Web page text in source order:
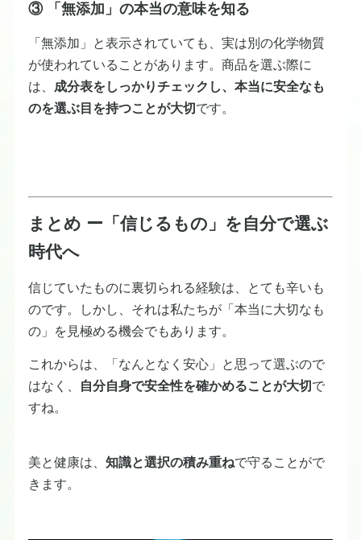
③ 「無添加」の本当の意味を知る
「無添加」と表示されていても、実は別の化学物質
が使われていることがあります。商品を選ぶ際に
は、 成分表をしっかりチェックし、本当に安全なも
のを選ぶ目を持つことが大切 です。
まとめ ー「信じるもの」を自分で選ぶ
時代へ
信じていたものに裏切られる経験は、とても辛いも
のです。しかし、それは私たちが「本当に大切なも
の」を見極める機会でもあります。
これからは、「なんとなく安心」と思って選ぶので
はなく、
自分自身で安全性を確かめることが大切 で
すね。
美と健康は、 知識と選択の積み重ねで守ることがで
きます。